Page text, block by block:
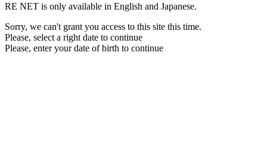
RE NET is only available in English and Japanese.
Sorry, we can't grant you access to this site this time.
Please, select a right date to continue
Please, enter your date of birth to continue